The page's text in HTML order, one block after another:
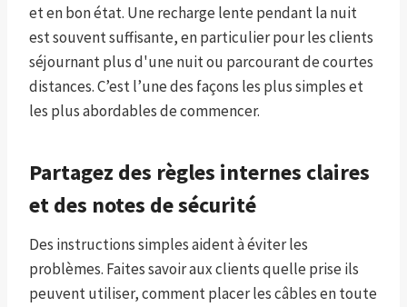
et en bon état. Une recharge lente pendant la nuit
est souvent suffisante, en particulier pour les clients
séjournant plus d'une nuit ou parcourant de courtes
distances. C’est l’une des façons les plus simples et
les plus abordables de commencer.
Partagez des règles internes claires
et des notes de sécurité
Des instructions simples aident à éviter les
problèmes. Faites savoir aux clients quelle prise ils
peuvent utiliser, comment placer les câbles en toute